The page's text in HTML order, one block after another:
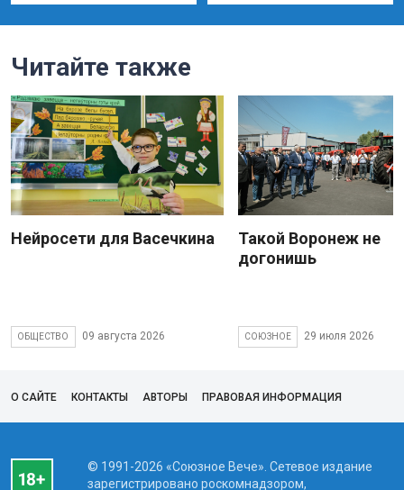
Читайте также
Нейросети для Васечкина
ОБЩЕСТВО 09 августа 2026
Такой Воронеж не
догонишь
СОЮЗНОЕ 29 июля 2026
О САЙТЕ КОНТАКТЫ АВТОРЫ ПРАВОВАЯ ИНФОРМАЦИЯ
© 1991-2026 «Союзное Вече». Сетевое издание
зарегистрировано роскомнадзором,